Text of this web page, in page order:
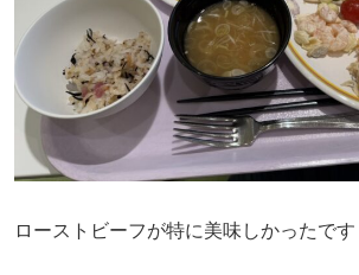
ローストビーフが特に美味しかったです